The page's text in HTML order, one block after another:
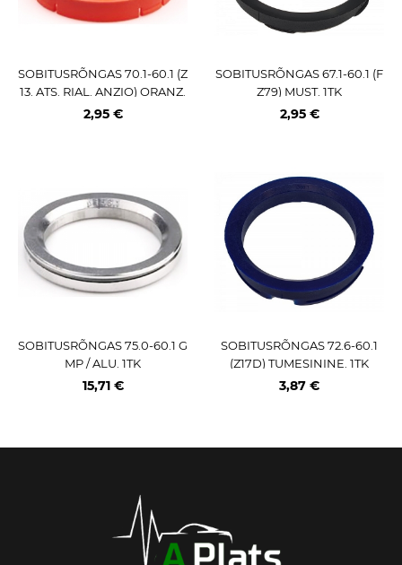
SOBITUSRÕNGAS 70.1-60.1 (Z
13. ATS. RIAL. ANZIO) ORANZ.
1TK
2,95 €
SOBITUSRÕNGAS 67.1-60.1 (F
Z79) MUST. 1TK
2,95 €
SOBITUSRÕNGAS 75.0-60.1 G
MP / ALU. 1TK
15,71 €
SOBITUSRÕNGAS 72.6-60.1
(Z17D) TUMESININE. 1TK
3,87 €